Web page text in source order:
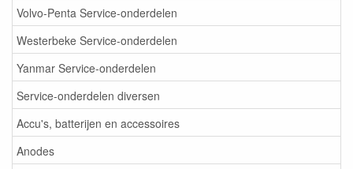
Volvo-Penta Service-onderdelen
Westerbeke Service-onderdelen
Yanmar Service-onderdelen
Service-onderdelen diversen
Accu's, batterijen en accessoires
Anodes